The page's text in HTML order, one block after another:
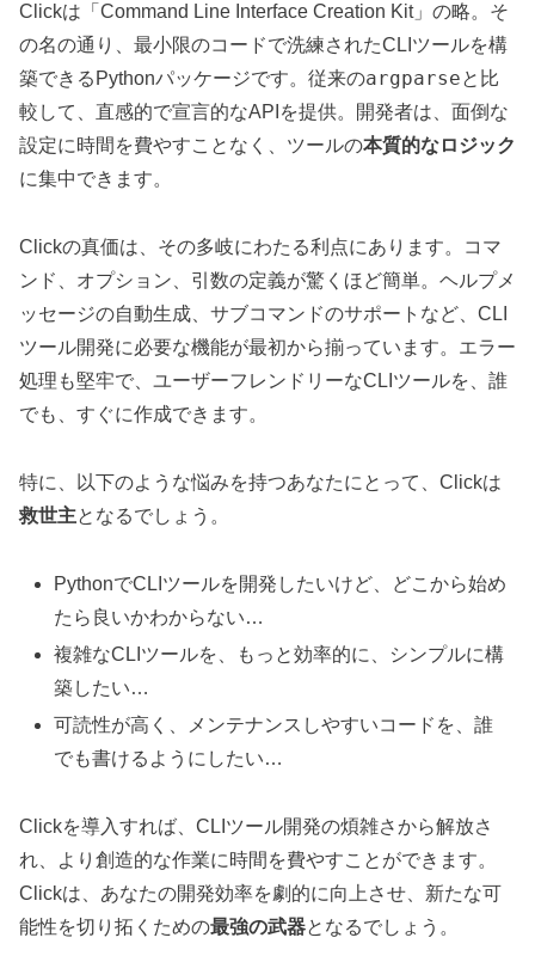
Clickは「Command Line Interface Creation Kit」の略。そ
の名の通り、最小限のコードで洗練されたCLIツールを構
築できるPythonパッケージです。従来のargparseと比
較して、直感的で宣言的なAPIを提供。開発者は、面倒な
設定に時間を費やすことなく、ツールの本質的なロジック
に集中できます。
Clickの真価は、その多岐にわたる利点にあります。コマ
ンド、オプション、引数の定義が驚くほど簡単。ヘルプメ
ッセージの自動生成、サブコマンドのサポートなど、CLI
ツール開発に必要な機能が最初から揃っています。エラー
処理も堅牢で、ユーザーフレンドリーなCLIツールを、誰
でも、すぐに作成できます。
特に、以下のような悩みを持つあなたにとって、Clickは
救世主となるでしょう。
PythonでCLIツールを開発したいけど、どこから始め
たら良いかわからない…
複雑なCLIツールを、もっと効率的に、シンプルに構
築したい…
可読性が高く、メンテナンスしやすいコードを、誰
でも書けるようにしたい…
Clickを導入すれば、CLIツール開発の煩雑さから解放さ
れ、より創造的な作業に時間を費やすことができます。
Clickは、あなたの開発効率を劇的に向上させ、新たな可
能性を切り拓くための最強の武器となるでしょう。